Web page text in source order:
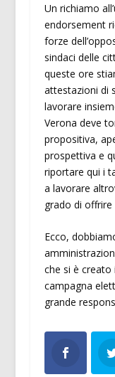
Un richiamo
endorsement
forze
sindaci delle
queste ore
attestazioni di
lavorare
Verona deve
propositiva,
prospettiva e
riportare qui i
a lavorare
grado di offrire
Ecco,
che si è
campagna
grande